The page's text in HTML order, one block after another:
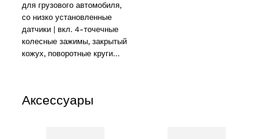
для грузового автомобиля,
со низко установленные
датчики | вкл. 4-точечные
колесные зажимы, закрытый
кожух, поворотные круги…
Аксессуары